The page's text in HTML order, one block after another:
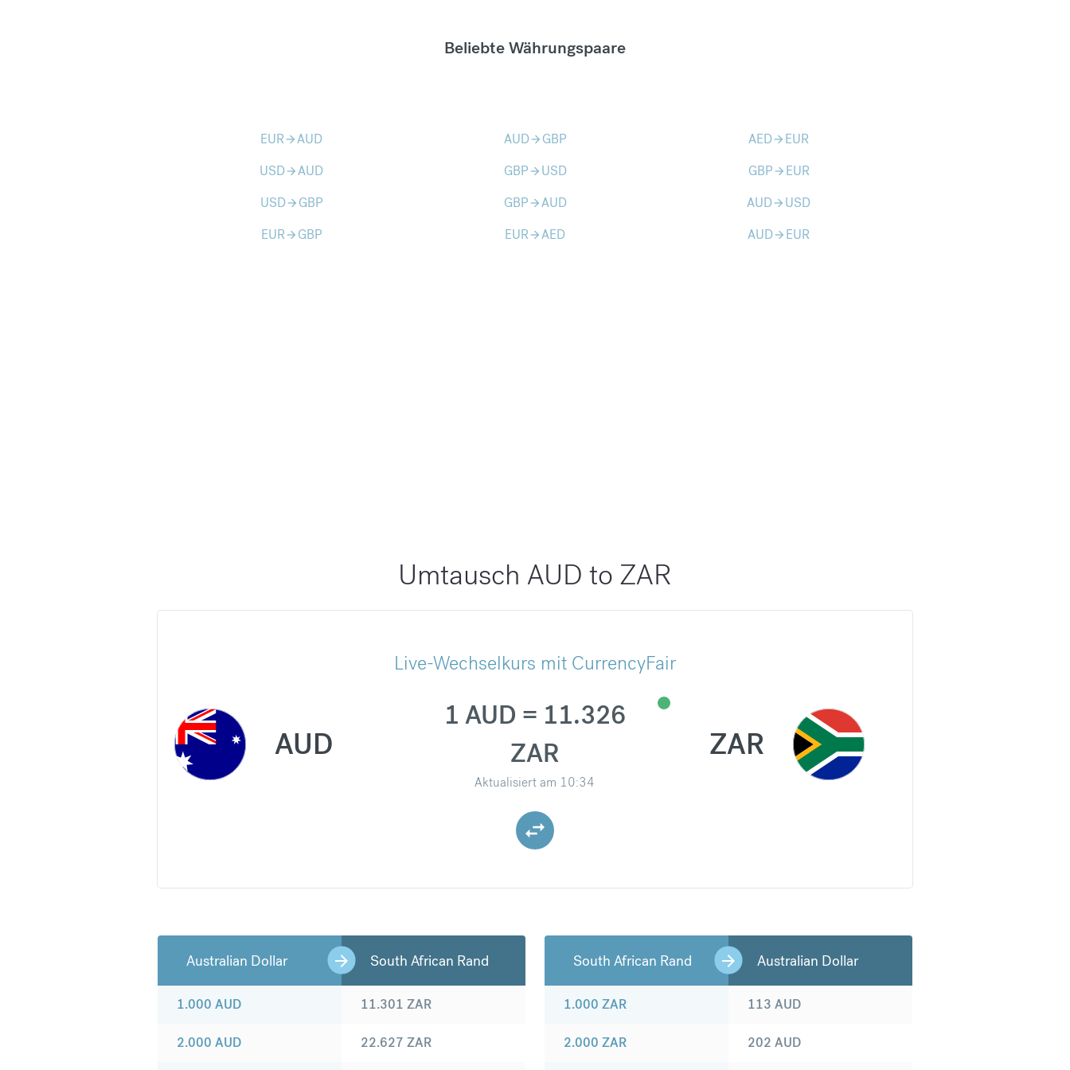
Beliebte Währungspaare
EURarrow_forwardAUD AUDarrow_forward GBP AEDarrow_forward EUR
USDarrow_forwardAUD GBParrow_forward USD GBParrow_forward EUR
USDarrow_forward GBP GBParrow_forwardAUD AUDarrow_forward USD
EURarrow_forward GBP EURarrow_forwardAED AUDarrow_forward EUR
Umtausch AUD to ZAR
Live-Wechselkurs mit CurrencyFair
AUD
1 AUD = 11.326
ZAR
Aktualisiert am 10:34
ZAR
Australian Dollar South African Rand
1.000 AUD
2.000 AUD
11.301 ZAR
22.627 ZAR
South African Rand Australian Dollar
1.000 ZAR
2.000 ZAR
113 AUD
202 AUD